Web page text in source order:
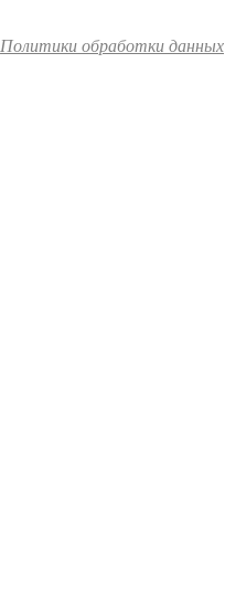
Политики обработки данных